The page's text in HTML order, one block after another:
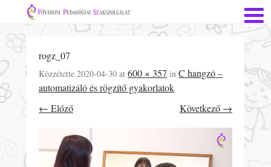
rogz_07
Közzétette 2020-04-30 at 600 × 357 in C hangzó –
automatizáló és rögzítő gyakorlatok
← Előző
Következő →